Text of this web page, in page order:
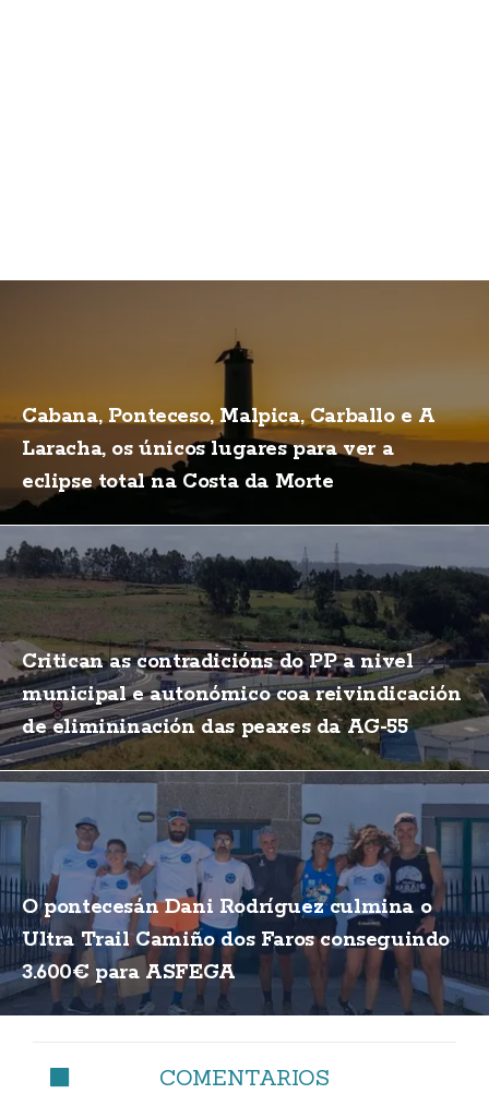
Cabana, Ponteceso, Malpica, Carballo e A
Laracha, os únicos lugares para ver a
eclipse total na Costa da Morte
Critican as contradicións do PP a nivel
municipal e autonómico coa reivindicación
de elimininación das peaxes da AG-55
O pontecesán Dani Rodríguez culmina o
Ultra Trail Camiño dos Faros conseguindo
3.600€ para ASFEGA
COMENTARIOS